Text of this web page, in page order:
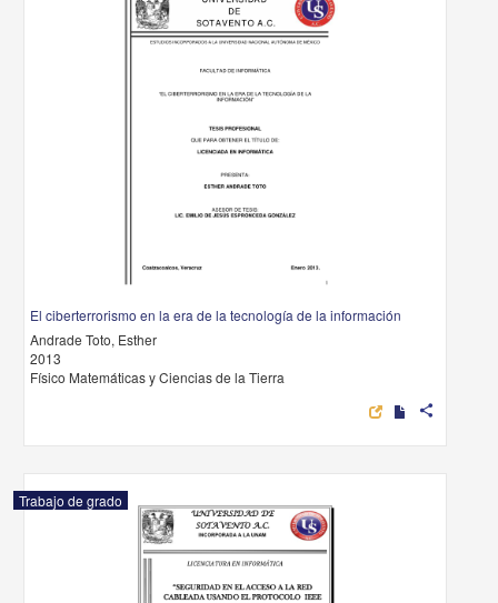
El ciberterrorismo en la era de la tecnología de la información
Andrade Toto, Esther
2013
Físico Matemáticas y Ciencias de la Tierra
share
Trabajo de grado